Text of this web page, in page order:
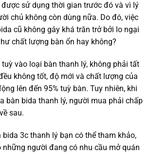
sử dụng thời gian trước đó và vì lý
chủ không còn dùng nữa. Do đó, việc
cũ không gây khá trăn trở bởi lo ngại
chất lượng bàn ổn hay không?
vào loại bàn thanh lý, không phải tất
không tốt, độ mới và chất lượng của
lên đến 95% tuỳ bàn. Tuy nhiên, khi
bàn bida thanh lý, người mua phải chấp
sau.
bida 3c thanh lý bạn có thể tham khảo,
những người đang có nhu cầu mở quán